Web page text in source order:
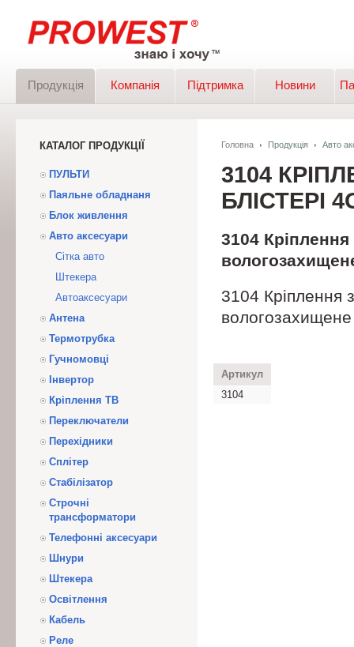
Продукція Компанія Підтримка Новини
КАТАЛОГ ПРОДУКЦІЇ
ПУЛЬТИ
Паяльне обладнаня
Блок живлення
Авто аксесуари
Сітка авто
Штекера
Автоаксесуари
Антена
Термотрубка
Гучномовці
Інвертор
Кріплення ТВ
Переключатели
Перехідники
Сплітер
Стабілізатор
Строчні
трансформатори
Телефонні аксесуари
Шнури
Штекера
Освітлення
Кабель
Реле
Головна Продукція Авто
3104
БЛІСТЕРІ
3104 Кріплення
3104 Кріплення
вологозахищене
Артикул
3104